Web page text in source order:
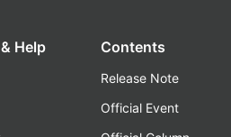
Help Contents
Release Note
Official Event